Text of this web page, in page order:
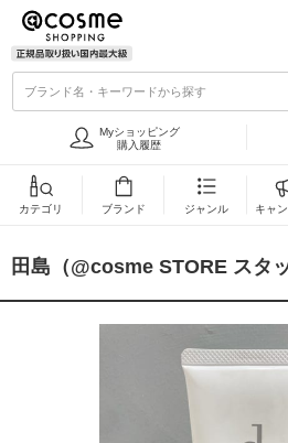
ブランド名・キーワードから探す
Myショッピング
購入履歴
カテゴリ ブランド ジャンル キャ
田島（@cosme STORE スタ